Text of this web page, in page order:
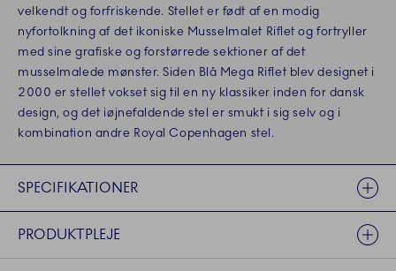
velkendt og forfriskende. Stellet er født af en modig
nyfortolkning af det ikoniske Musselmalet Riflet og fortryller
med sine grafiske og forstørrede sektioner af det
musselmalede mønster. Siden Blå Mega Riflet blev designet i
2000 er stellet vokset sig til en ny klassiker inden for dansk
design, og det iøjnefaldende stel er smukt i sig selv og i
kombination andre Royal Copenhagen stel.
SPECIFIKATIONER
PRODUKTPLEJE